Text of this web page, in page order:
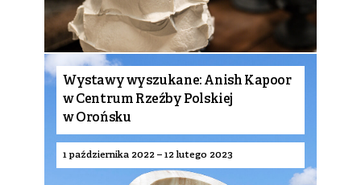
Wystawy wyszukane: Anish Kapoor
w Centrum Rzeźby Polskiej
w Orońsku
1 października 2022 – 12 lutego 2023